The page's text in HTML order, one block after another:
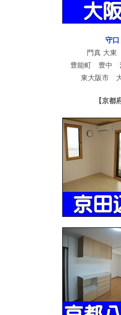
守口
門真 大
豊能町 豊中
東大阪市
【京都